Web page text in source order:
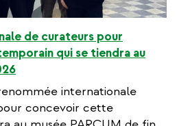
de curateurs pour
qui se tiendra au
internationale
concevoir cette